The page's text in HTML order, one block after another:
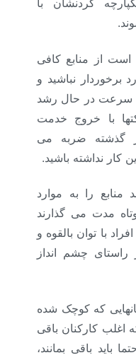
کردنشان با
از منابع کافی
برخوردار نباشید و
سرعت در حال رشد
با خروج خدمت
گذشته ضربه می
کار نداشته باشید.
منابع را به موارد
مدت می گذارند
با توان بالقوه و
راستای چشم انداز
که کوچک شده
اغلب کارکنان باقی
باید باقی بمانند،